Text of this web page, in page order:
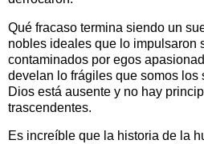
Qué fracaso termina siendo un
nobles ideales que lo impulsaron
contaminados por egos
develan lo frágiles que somos los
Dios está ausente y no hay
trascendentes.
Es increíble que la historia de la